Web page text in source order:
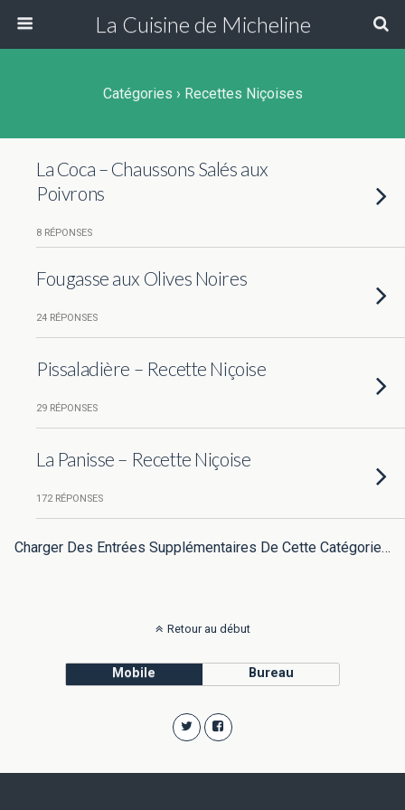
La Cuisine de Micheline
Catégories › Recettes Niçoises
La Coca – Chaussons Salés aux
Poivrons
8 RÉPONSES
Fougasse aux Olives Noires
24 RÉPONSES
Pissaladière – Recette Niçoise
29 RÉPONSES
La Panisse – Recette Niçoise
172 RÉPONSES
Charger Des Entrées Supplémentaires De Cette Catégorie…
Retour au début
Mobile Bureau